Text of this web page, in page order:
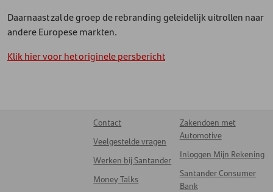
Daarnaast zal de groep de rebranding geleidelijk uitrollen naar
andere Europese markten.
Klik hier voor het originele persbericht
Contact
Veelgestelde vragen
Werken bij Santander
Money Talks
Zakendoen met
Automotive
Inloggen Mijn Rekening
Santander Consumer
Bank